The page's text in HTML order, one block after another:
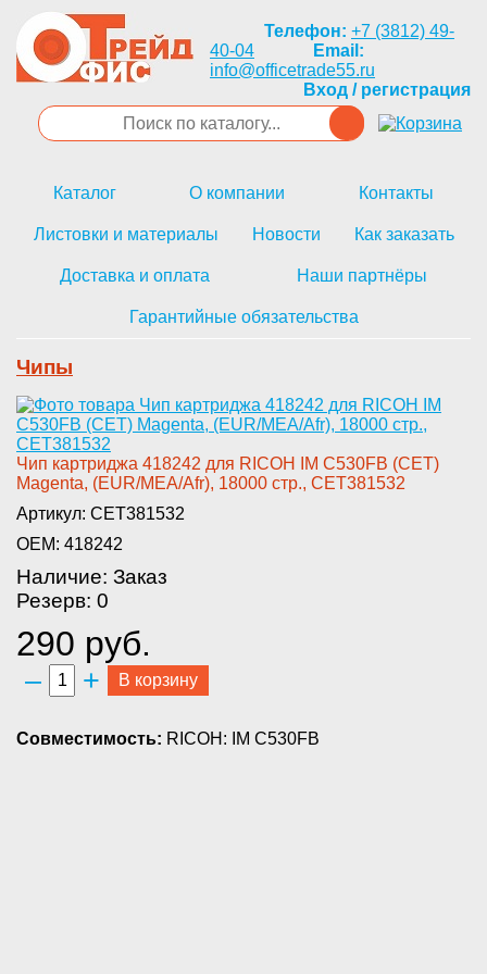
Телефон: +7 (3812) 49-
40-04
Email:
info@officetrade55.ru
Вход / регистрация
Каталог О компании Контакты
Листовки и материалы Новости Как заказать
Доставка и оплата Наши партнёры
Гарантийные обязательства
Чипы
Чи­п картриджа 418242 для RICOH I­M C530FB (CET)
Magenta, (EUR/M­EA/Afr), 18000 стр., CET381532­
Артикул: CET381532
OEM: 418242
Наличие: Заказ
Резерв: 0
290 руб.
– + В корзину
Совместимость: RICOH: IM C530FB